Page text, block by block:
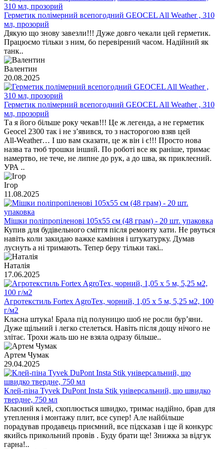
Герметик полімерний всепогодний GEOCEL All Weather , 310
мл, прозорий
Дякую що знову завезли!!! Дуже довго чекали цей герметик.
Працюємо тільки з ним, бо перевірений часом. Надійний як
танк..
Валентин
20.08.2025
Герметик полімерний всепогодний GEOCEL All Weather , 310
мл, прозорий
Та я його більше року чекав!!! Це ж легенда, а не герметик
Geocel 2300 так і не з’явився, то з насторогою взяв цей
All‑Weather… І шо вам сказати, це ж він і є!!! Просто нова
назва та тюб трошки інший. По роботі все як раніше, тримає
намертво, не тече, не липне до рук, а до шва, як приклеєний.
УРА ..
Ігор
11.08.2025
Мішки поліпропіленові 105х55 см (48 грам) - 20 шт. упаковка
Купив для будівельного сміття після ремонту хати. Не рвуться
навіть коли закидаю важке каміння і штукатурку. Думав
луснуть а ні тримають. Тепер беру тільки такі..
Наталія
17.06.2025
Агротекстиль Fortex AgroTex, чорний, 1,05 х 5 м, 5,25 м2, 100
г/м2
Класна штука! Брала під полуницю шоб не росли бур’яни.
Дуже щільний і легко стелеться. Навіть після дощу нічого не
злітає. Трохи жаль шо не взяла одразу більше..
Артем Чумак
29.04.2025
Клей-піна Tyvek DuPont Insta Stik універсальний, що швидко
твердне, 750 мл
Класний клей, схоплюється швидко, тримає надійно, брав для
утеплення і монтажу плит, все супер! Але найбільше
порадував продавець приємний, все підсказав і ще й конкурс
якийсь прикольний провів . Буду брати ще! Знижка за відгук
гарна!..